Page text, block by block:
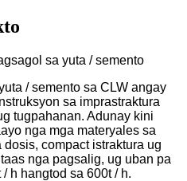
sa yuta / semento
/ semento sa CLW angay
sa imprastraktura
tugpahanan. Adunay kini
nga mga materyales sa
compact istraktura ug
nga pagsalig, ug uban pa
h hangtod sa 600t / h.